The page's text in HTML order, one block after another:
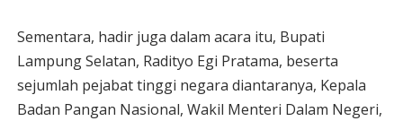
Sementara, hadir juga dalam acara itu, Bupati
Lampung Selatan, Radityo Egi Pratama, beserta
sejumlah pejabat tinggi negara diantaranya, Kepala
Badan Pangan Nasional, Wakil Menteri Dalam Negeri,